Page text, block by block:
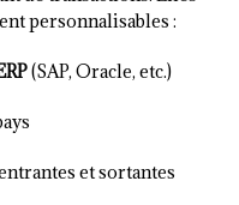
personnalisables :
(SAP, Oracle, etc.)
et sortantes